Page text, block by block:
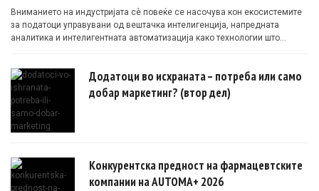
Вниманието на индустријата сè повеќе се насочува кон екосистемите
за податоци управувани од вештачка интелигенција, напредната
аналитика и интелигентната автоматизација како технологии што
Додатоци во исхраната – потреба или само
добар маркетинг? (втор дел)
Конкурентска предност на фармацевтските
компании на AUTOMA+ 2026